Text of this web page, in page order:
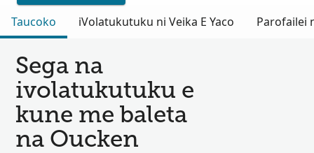
Taucoko
iVolatukutuku ni Veika E Yaco Parofailei
Sega na
ivolatukutuku e
kune me baleta
na Oucken